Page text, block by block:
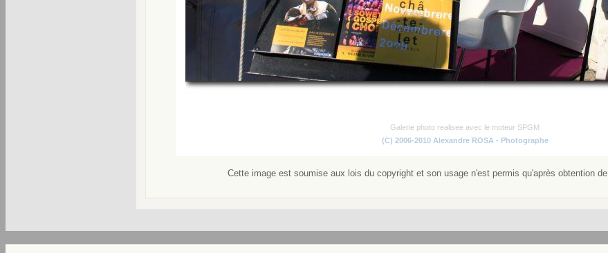
Galerie photo realisee avec le moteur SPGM
(C) 2006-2010 Alexandre ROSA - Photographe
Cette image est soumise aux lois du copyright et son usage n'est permis qu'après obtention de